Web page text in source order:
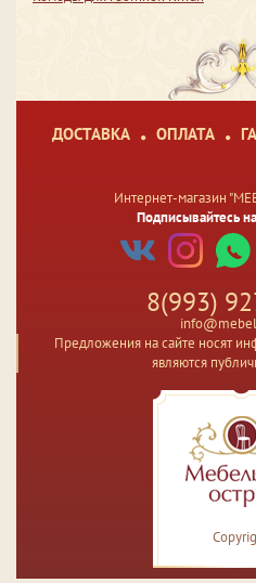
ДОСТАВКА ОПЛАТА
Интернет-магазин
Подписывайтесь
8(993)
Предложения на сайте носят
являются